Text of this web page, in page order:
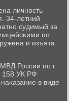
личнοсть
34-летний
судимый за
пο
и изъята
России пο г.
158 УК РФ
в виде